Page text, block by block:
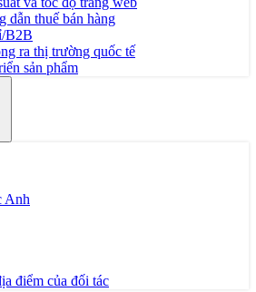
dẫn thuế bán hàng
B2B
ra thị trường quốc tế
sản phẩm
Anh
điểm của đối tác